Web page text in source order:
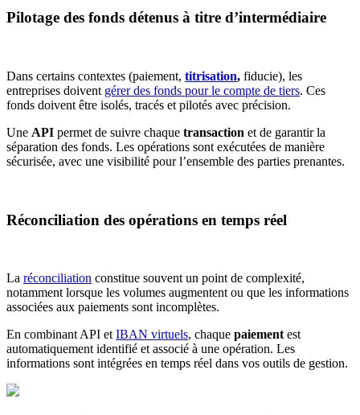
Pilotage des fonds détenus à titre d’intermédiaire
Dans certains contextes (paiement, titrisation, fiducie), les
entreprises doivent gérer des fonds pour le compte de tiers. Ces
fonds doivent être isolés, tracés et pilotés avec précision.
Une API permet de suivre chaque transaction et de garantir la
séparation des fonds. Les opérations sont exécutées de manière
sécurisée, avec une visibilité pour l’ensemble des parties prenantes.
Réconciliation des opérations en temps réel
La réconciliation constitue souvent un point de complexité,
notamment lorsque les volumes augmentent ou que les informations
associées aux paiements sont incomplètes.
En combinant API et IBAN virtuels, chaque paiement est
automatiquement identifié et associé à une opération. Les
informations sont intégrées en temps réel dans vos outils de gestion.